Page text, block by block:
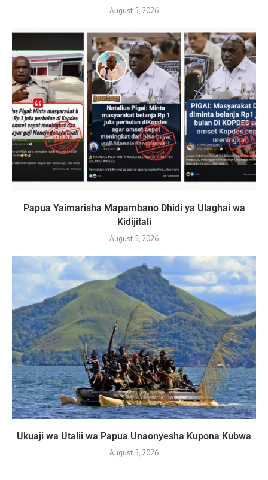
August 5, 2026
Papua Yaimarisha Mapambano Dhidi ya Ulaghai wa
Kidijitali
August 5, 2026
Ukuaji wa Utalii wa Papua Unaonyesha Kupona Kubwa
August 5, 2026